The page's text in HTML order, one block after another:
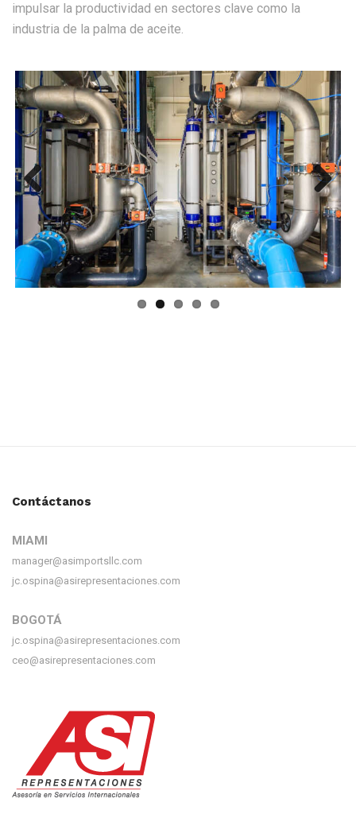
impulsar la productividad en sectores clave como la
industria de la palma de aceite.
Previ
ous
Next
Contáctanos
MIAMI
manager@asimportsllc.com
jc.ospina@asirepresentaciones.com
BOGOTÁ
jc.ospina@asirepresentaciones.com
ceo@asirepresentaciones.com